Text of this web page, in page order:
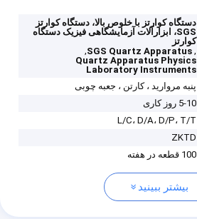
دستگاه کوارتز با خلوص بالا، دستگاه کوارتز
SGS، ابزارآلات آزمایشگاهی فیزیک دستگاه
کوارتز
,
SGS Quartz Apparatus
,
Quartz Apparatus Physics
Laboratory Instruments
پنبه مروارید ، کارتن ، جعبه چوبی
5-10 روز کاری
L/C، D/A، D/P، T/T
ZKTD
100 قطعه در هفته
بیشتر ببینید